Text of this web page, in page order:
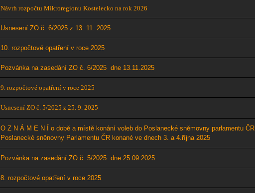
Návrh rozpočtu Mikroregionu Kostelecko na rok 2026
Usnesení ZO č. 6/2025 z 13. 11. 2025
10. rozpočtové opatření v roce 2025
Pozvánka na zasedání ZO č. 6/2025 dne 13.11 .2025
9. rozpočtové opatření v roce 2025
Usnesení ZO č. 5/2025 z 25. 9. 2025
O Z N Á M E N Í o době a místě konání voleb do Poslanecké sněmovny parlamentu ČR
Poslanecké sněnovny Parlamentu ČR konané ve dnech 3. a 4.října 2025
Pozvánka na zasedání ZO č. 5/2025 dne 25.09.2025
8. rozpočtové opatření v roce 2025